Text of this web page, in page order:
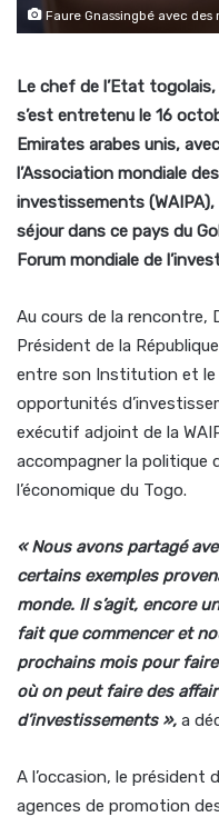
Faure Gnassingbé avec des
Le chef de l’Etat
s’est entretenu le 16
Emirates arabes unis,
l’Association mondiale
investissements
séjour dans ce pays du
Forum mondiale de
Au cours de la rencontre,
Président de la
entre son Institution et le
opportunités
exécutif adjoint de la
accompagner la
l’économique du Togo.
«Nous avons partagé
certains exemples
monde. Il s’agit, encore
fait que commencer et
prochains mois pour
où on peut faire des
d’investissements», a
A l’occasion, le président
agences de promotion